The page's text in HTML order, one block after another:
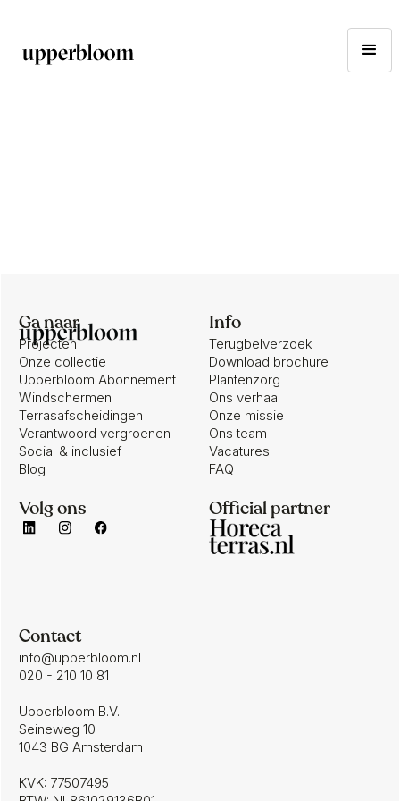
Info
Terugbelverzoek
Download brochure
Plantenzorg
Ons verhaal
Onze missie
Ons team
Vacatures
FAQ
Official partner
Ga naar
Projecten
Onze collectie
Upperbloom Abonnement
Windschermen
Terrasafscheidingen
Verantwoord vergroenen
Social & inclusief
Blog
Volg ons
Contact
info@upperbloom.nl
020 - 210 10 81
Upperbloom B.V.
Seineweg 10
1043 BG Amsterdam
KVK: 77507495